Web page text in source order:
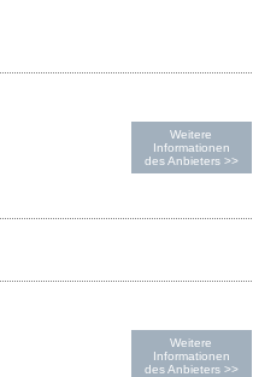
Weitere
Informationen
des Anbieters >>
Weitere
Informationen
des Anbieters >>